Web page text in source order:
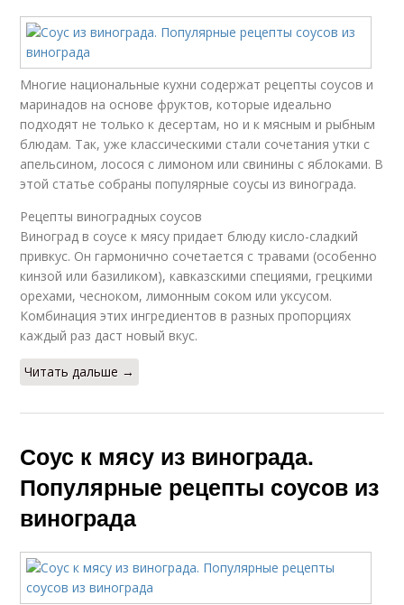
Многие национальные кухни содержат рецепты соусов и
маринадов на основе фруктов, которые идеально
подходят не только к десертам, но и к мясным и рыбным
блюдам. Так, уже классическими стали сочетания утки с
апельсином, лосося с лимоном или свинины с яблоками. В
этой статье собраны популярные соусы из винограда.
Рецепты виноградных соусов
Виноград в соусе к мясу придает блюду кисло-сладкий
привкус. Он гармонично сочетается с травами (особенно
кинзой или базиликом), кавказскими специями, грецкими
орехами, чесноком, лимонным соком или уксусом.
Комбинация этих ингредиентов в разных пропорциях
каждый раз даст новый вкус.
Читать дальше →
Соус к мясу из винограда.
Популярные рецепты соусов из
винограда